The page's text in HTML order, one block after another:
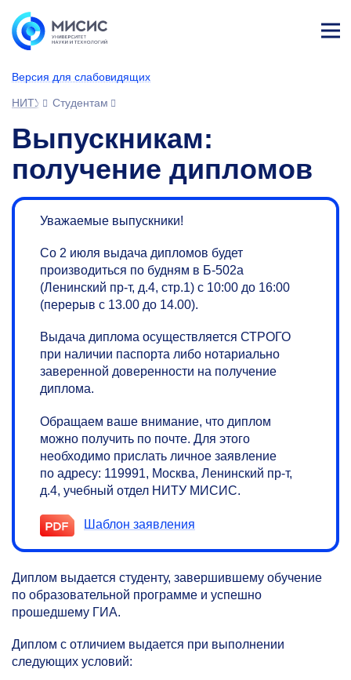
Версия для слабовидящих
НИТУ МИСИС
Студентам
Выпускникам:
получение дипломов
Уважаемые выпускники!
Со 2 июля выдача дипломов будет
производиться по будням в Б-502а
(Ленинский пр-т, д.4, стр.1) с 10:00 до 16:00
(перерыв с 13.00 до 14.00).
Выдача диплома осуществляется СТРОГО
при наличии паспорта либо нотариально
заверенной доверенности на получение
диплома.
Обращаем ваше внимание, что диплом
можно получить по почте. Для этого
необходимо прислать личное заявление
по адресу: 119991, Москва, Ленинский пр-т,
д.4, учебный отдел НИТУ МИСИС.
Шаблон заявления
Диплом выдается студенту, завершившему обучение
по образовательной программе и успешно
прошедшему ГИА.
Диплом с отличием выдается при выполнении
следующих условий: